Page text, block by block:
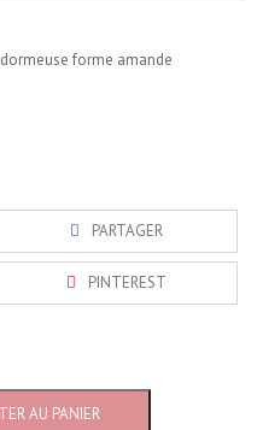
forme amande
PARTAGER
PINTEREST
AU PANIER